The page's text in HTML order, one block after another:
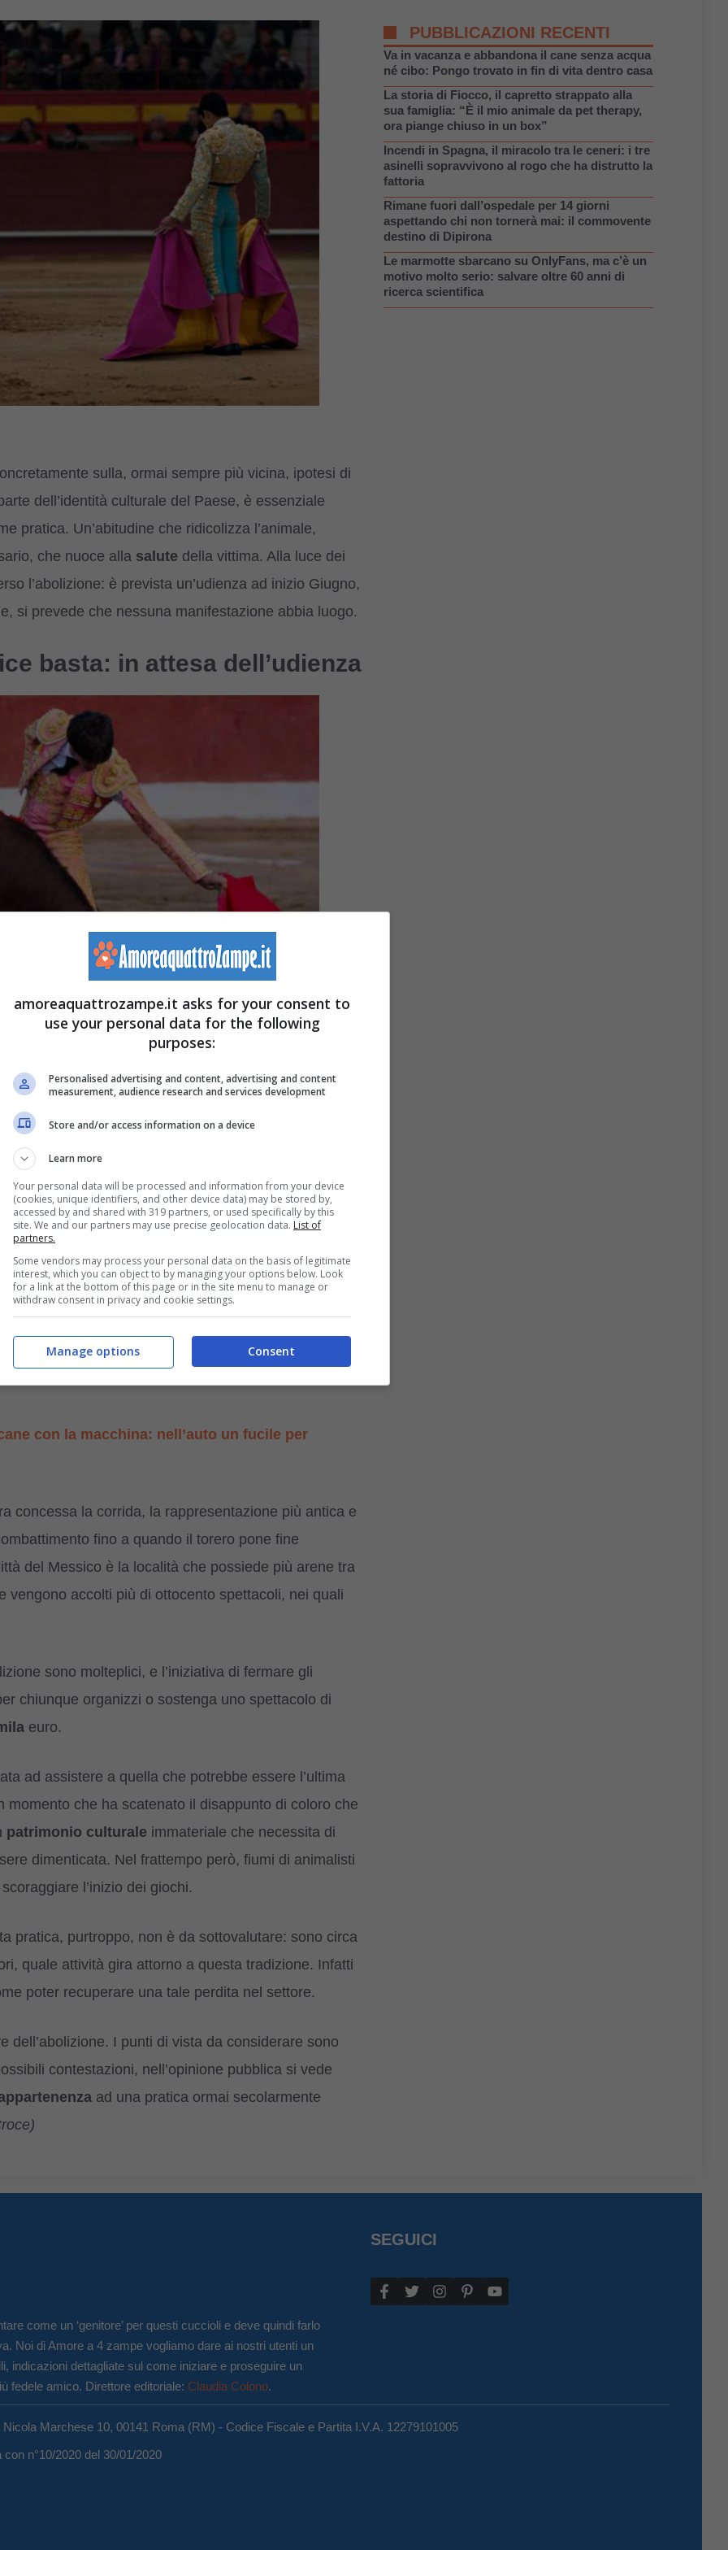
sulla, ormai sempre più vicina, ipotesi di
dell’identità culturale del Paese, è essenziale
pratica. Un’abitudine che ridicolizza l’animale,
che nuoce alla salute della vittima. Alla luce dei
l’abolizione: è prevista un’udienza ad inizio Giugno,
si prevede che nessuna manifestazione abbia luogo.
basta: in attesa dell’udienza
la propria opinione nei riguardi di questa
stati del Messico, e che con tutta probabilità,
più unanime opinione popolare, la Corrida
e in cattivo stato viene salvato dall’inferno
la
conduce alla morte, o nella migliore delle ipotesi a
con la macchina: nell’auto un fucile per
concessa la corrida, la rappresentazione più antica e
fino a quando il torero pone fine
del Messico è la località che possiede più arene tra
vengono accolti più di ottocento spettacoli, nei quali
sono molteplici, e l’iniziativa di fermare gli
chiunque organizzi o sostenga uno spettacolo di
euro.
ad assistere a quella che potrebbe essere l’ultima
che ha scatenato il disappunto di coloro che
patrimonio culturale immateriale che necessita di
dimenticata. Nel frattempo però, fiumi di animalisti
l’inizio dei giochi.
pratica, purtroppo, non è da sottovalutare: sono circa
quale attività gira attorno a questa tradizione. Infatti
poter recuperare una tale perdita nel settore.
dell’abolizione. I punti di vista da considerare sono
contestazioni, nell’opinione pubblica si vede
ad una pratica ormai secolarmente
PUBBLICAZIONI RECENTI
Va in vacanza e abbandona il cane senza acqua
né cibo: Pongo trovato in fin di vita dentro casa
La storia di Fiocco, il capretto strappato alla
sua famiglia: “È il mio animale da pet therapy,
ora piange chiuso in un box”
Incendi in Spagna, il miracolo tra le ceneri: i tre
asinelli sopravvivono al rogo che ha distrutto la
fattoria
Rimane fuori dall’ospedale per 14 giorni
aspettando chi non tornerà mai: il commovente
destino di Dipirona
Le marmotte sbarcano su OnlyFans, ma c’è un
motivo molto serio: salvare oltre 60 anni di
ricerca scientifica
come un ‘genitore’ per questi cuccioli e deve quindi farlo
Noi di Amore a 4 zampe vogliamo dare ai nostri utenti un
indicazioni dettagliate sul come iniziare e proseguire un
fedele amico. Direttore editoriale: Claudia Colono.
SEGUICI
Marchese 10, 00141 Roma (RM) - Codice Fiscale e Partita I.V.A. 12279101005
n°10/2020 del 30/01/2020
amoreaquattrozampe.it asks for your consent to
use your personal data for the following
purposes:
Personalised advertising and content, advertising and content
measurement, audience research and services development
Store and/or access information on a device
Learn more
Your personal data will be processed and information from your device
(cookies, unique identifiers, and other device data) may be stored by,
accessed by and shared with 319 partners, or used specifically by this
site. We and our partners may use precise geolocation data. List of
partners.
Some vendors may process your personal data on the basis of legitimate
interest, which you can object to by managing your options below. Look
for a link at the bottom of this page or in the site menu to manage or
withdraw consent in privacy and cookie settings.
Consent
Manage options